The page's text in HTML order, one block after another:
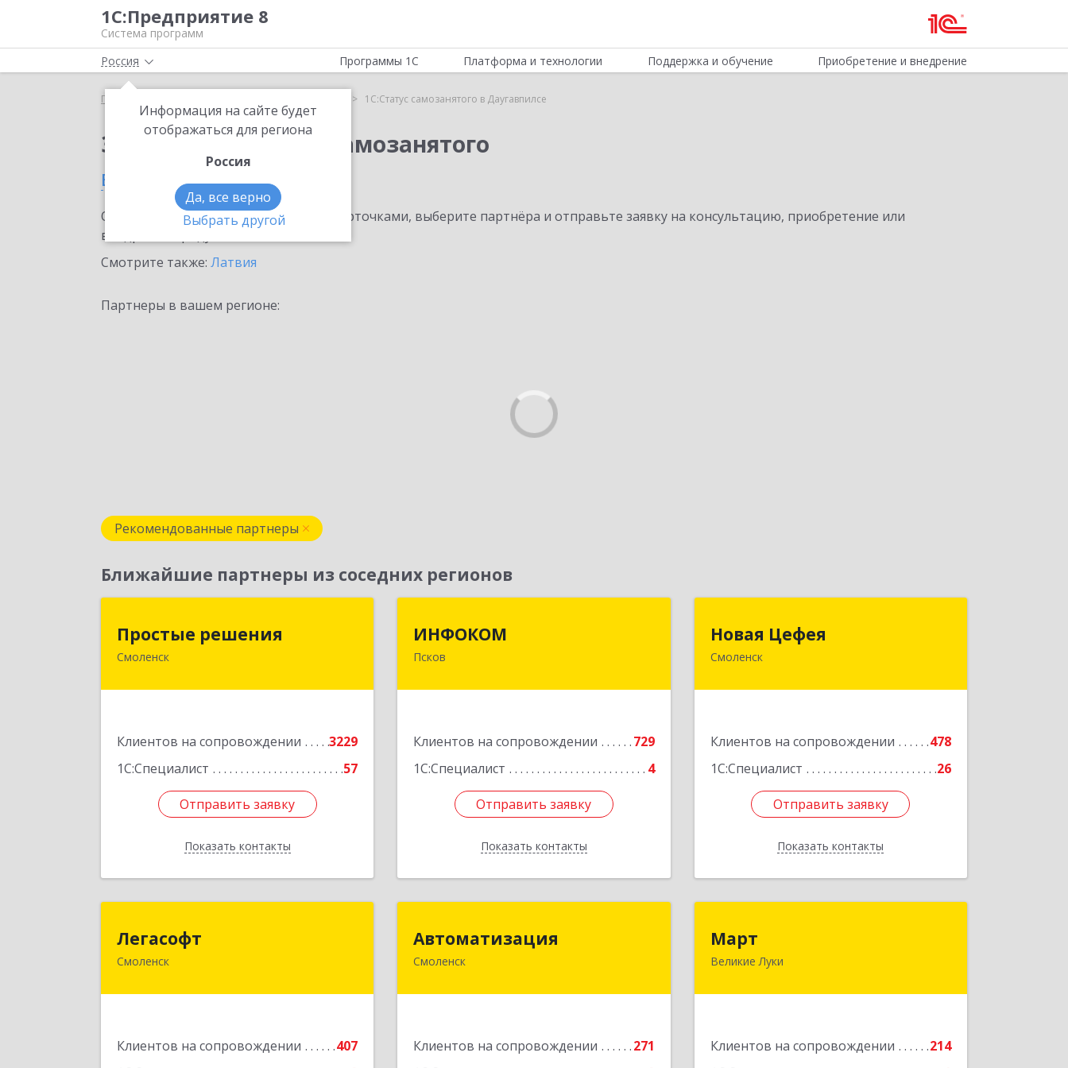
1С:Предприятие 8
Система программ
Россия
Информация на сайте будет
отображаться для региона
Россия
Да, все верно
Выбрать другой
Программы 1С Платформа и технологии Поддержка и обучение Приобретение и внедрение
Главная 1С:Статус самозанятого в Даугавпилсе
Заказать 1С:Статус самозанятого
в Даугавпилсе
Ознакомьтесь с информационными карточками, выберите партнёра и отправьте заявку на консультацию, приобретение или
внедрение продукта.
Смотрите также: Латвия
Партнеры в вашем регионе:
Рекомендованные партнеры
Ближайшие партнеры из соседних регионов
Простые решения
Смоленск
Клиентов на сопровождении
3229
1С:Специалист
57
Отправить заявку
Показать контакты
214015, Смоленская обл, Смоленск г,
Подробнее
Отправить заявку
Назад
ИНФОКОМ
Псков
Клиентов на сопровождении
729
1С:Специалист
4
Отправить заявку
Показать контакты
Отправить заявку
Назад
Новая Цефея
Смоленск
Клиентов на сопровождении
478
1С:Специалист
26
Отправить заявку
Показать контакты
214018, Смоленская обл, Смоленск г,
Отправить заявку
Назад
Легасофт
Смоленск
Клиентов на сопровождении
407
214018, Смоленская обл, Смоленск г,
Автоматизация
Смоленск
Клиентов на сопровождении
271
214019, Смоленская обл, Смоленск г,
Подробнее
Март
Великие Луки
Клиентов на сопровождении
214
182113, Псковская обл, Великие Луки